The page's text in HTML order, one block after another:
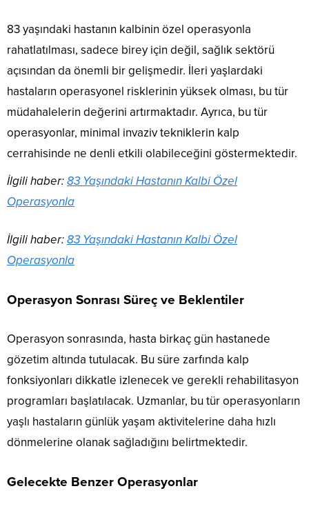
83 yaşındaki hastanın kalbinin özel operasyonla
rahatlatılması, sadece birey için değil, sağlık sektörü
açısından da önemli bir gelişmedir. İleri yaşlardaki
hastaların operasyonel risklerinin yüksek olması, bu tür
müdahalelerin değerini artırmaktadır. Ayrıca, bu tür
operasyonlar, minimal invaziv tekniklerin kalp
cerrahisinde ne denli etkili olabileceğini göstermektedir.
İlgili haber:83 Yaşındaki Hastanın Kalbi Özel
Operasyonla
İlgili haber:83 Yaşındaki Hastanın Kalbi Özel
Operasyonla
Operasyon Sonrası Süreç ve Beklentiler
Operasyon sonrasında, hasta birkaç gün hastanede
gözetim altında tutulacak. Bu süre zarfında kalp
fonksiyonları dikkatle izlenecek ve gerekli rehabilitasyon
programları başlatılacak. Uzmanlar, bu tür operasyonların
yaşlı hastaların günlük yaşam aktivitelerine daha hızlı
dönmelerine olanak sağladığını belirtmektedir.
Gelecekte Benzer Operasyonlar